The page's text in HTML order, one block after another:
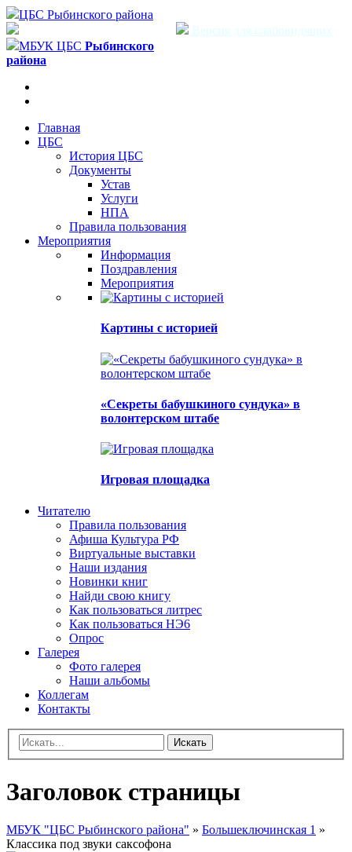
ЦБС Рыбинского района
Версия для слабовидящих
МБУК ЦБС Рыбинского
района
Главная
ЦБС
История ЦБС
Документы
Устав
Услуги
НПА
Правила пользования
Мероприятия
Информация
Поздравления
Мероприятия
Картины с историей
«Секреты бабушкиного сундука» в
волонтерском штабе
Игровая площадка
Читателю
Правила пользования
Афиша Культура РФ
Виртуальные выставки
Наши издания
Новинки книг
Найди свою книгу
Как пользоваться литрес
Как пользоваться НЭ6
Опрос
Галерея
Фото галерея
Наши альбомы
Коллегам
Контакты
Искать
Заголовок страницы
МБУК "ЦБС Рыбинского района" » Большеключинская 1 »
Классика под звуки саксофона